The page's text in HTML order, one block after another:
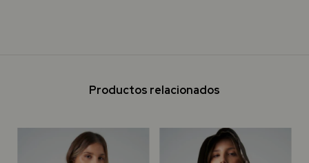
Productos relacionados